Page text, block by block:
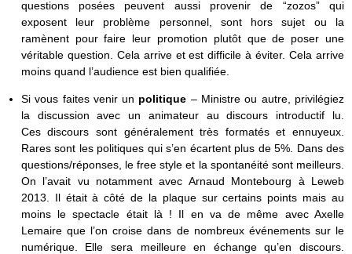
questions posées peuvent aussi provenir de “zozos” qui
exposent leur problème personnel, sont hors sujet ou la
ramènent pour faire leur promotion plutôt que de poser une
véritable question. Cela arrive et est difficile à éviter. Cela arrive
moins quand l’audience est bien qualifiée.
Si vous faites venir un politique – Ministre ou autre, privilégiez
la discussion avec un animateur au discours introductif lu.
Ces discours sont généralement très formatés et ennuyeux.
Rares sont les politiques qui s’en écartent plus de 5%. Dans des
questions/réponses, le free style et la spontanéité sont meilleurs.
On l’avait vu notamment avec Arnaud Montebourg à Leweb
2013. Il était à côté de la plaque sur certains points mais au
moins le spectacle était là ! Il en va de même avec Axelle
Lemaire que l’on croise dans de nombreux événements sur le
numérique. Elle sera meilleure en échange qu’en discours.